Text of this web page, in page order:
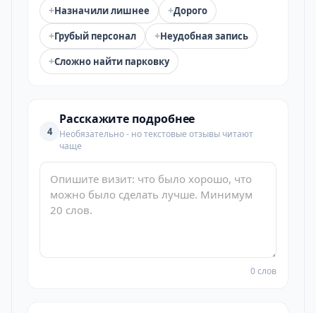
+Назначили лишнее +Дорого
+Грубый персонал +Неудобная запись
+Сложно найти парковку
4
Расскажите подробнее
Необязательно - но текстовые отзывы читают
чаще
0 слов